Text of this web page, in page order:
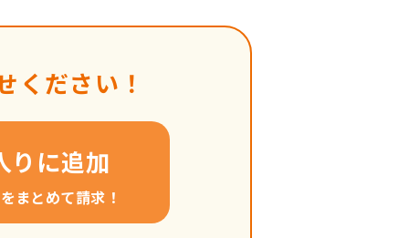
ください！
りに追加
まとめて請求！